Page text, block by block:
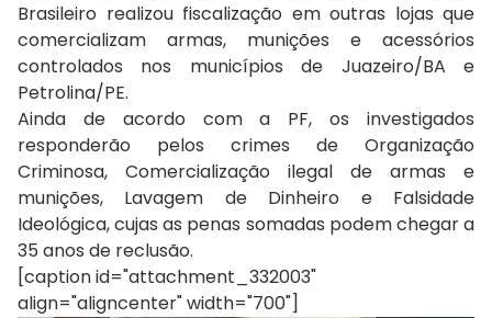
Brasileiro realizou fiscalização em outras lojas que
comercializam armas, munições e acessórios
controlados nos municípios de Juazeiro/BA e
Petrolina/PE.
Ainda de acordo com a PF, os investigados
responderão pelos crimes de Organização
Criminosa, Comercialização ilegal de armas e
munições, Lavagem de Dinheiro e Falsidade
Ideológica, cujas as penas somadas podem chegar a
35 anos de reclusão.
[caption id="attachment_332003"
align="aligncenter" width="700"]